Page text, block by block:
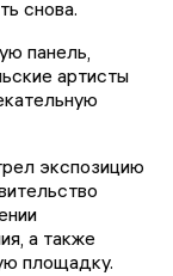
снова.
панель,
артисты
экспозицию
а также
площадку.